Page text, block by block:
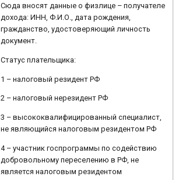
Сюда вносят данные о физлице – получателе
дохода: ИНН, Ф.И.О., дата рождения,
гражданство, удостоверяющий личность
документ.
Статус плательщика:
1 – налоговый резидент РФ
2 – налоговый нерезидент РФ
3 – высококвалифицированный специалист,
не являющийся налоговым резидентом РФ
4 – участник госпрограммы по содействию
добровольному переселению в РФ, не
является налоговым резидентом